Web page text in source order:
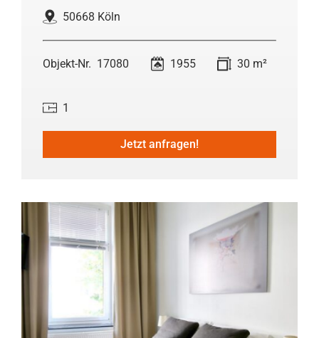
50668 Köln
17080 1955 30 m²
1
Jetzt anfragen!